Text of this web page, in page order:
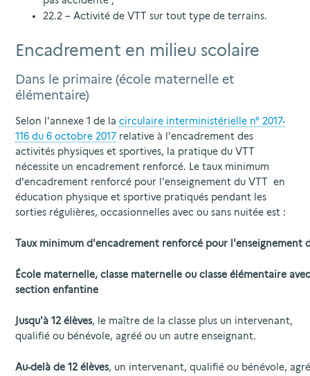
22.2 – Activité de VTT sur tout type de terrains.
Encadrement en milieu scolaire
Dans le primaire (école maternelle et
élémentaire)
Selon l'annexe 1 de la circulaire interministérielle n° 2017-
116 du 6 octobre 2017 relative à l'encadrement des
activités physiques et sportives, la pratique du VTT
nécessite un encadrement renforcé. Le taux minimum
d'encadrement renforcé pour l'enseignement du VTT en
éducation physique et sportive pratiqués pendant les
sorties régulières, occasionnelles avec ou sans nuitée est :
Taux minimum d'encadrement renforcé pour l'enseignement
École maternelle, classe maternelle ou classe élémentaire avec
section enfantine
Jusqu'à 12 élèves, le maître de la classe plus un intervenant,
qualifié ou bénévole, agréé ou un autre enseignant.
Au-delà de 12 élèves, un intervenant, qualifié ou bénévole,